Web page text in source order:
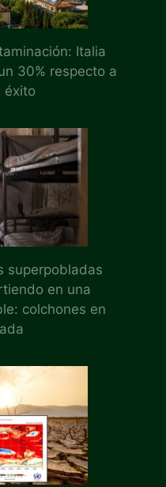
Italia
30% respecto a
éxito
superpobladas
en una
colchones en